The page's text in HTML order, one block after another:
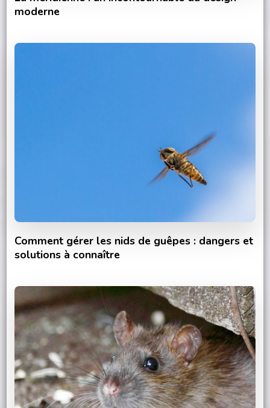
moderne
Comment gérer les nids de guêpes : dangers et
solutions à connaître